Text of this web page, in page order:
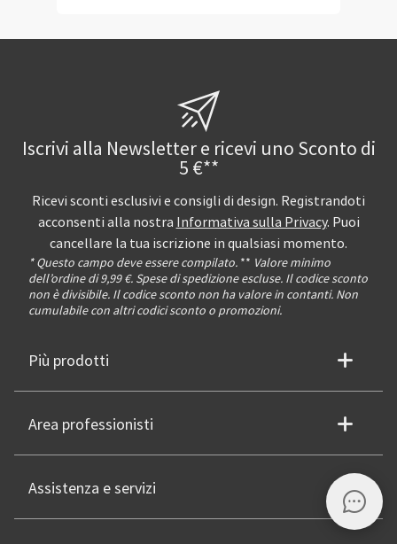
Iscrivi alla Newsletter e ricevi uno Sconto di
5 €**
Ricevi sconti esclusivi e consigli di design. Registrandoti
acconsenti alla nostra Informativa sulla Privacy. Puoi
cancellare la tua iscrizione in qualsiasi momento.
* Questo campo deve essere compilato. ** Valore minimo
dell’ordine di 9,99 €. Spese di spedizione escluse. Il codice sconto
non è divisibile. Il codice sconto non ha valore in contanti. Non
cumulabile con altri codici sconto o promozioni.
Più prodotti
Area professionisti
Assistenza e servizi